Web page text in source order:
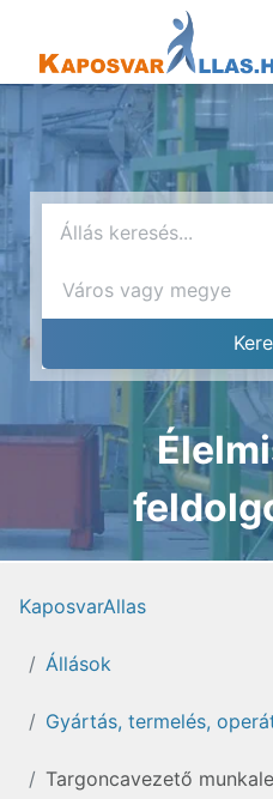
KaposvarAllas
Állások
Gyártás, termelés,
Targoncavezető